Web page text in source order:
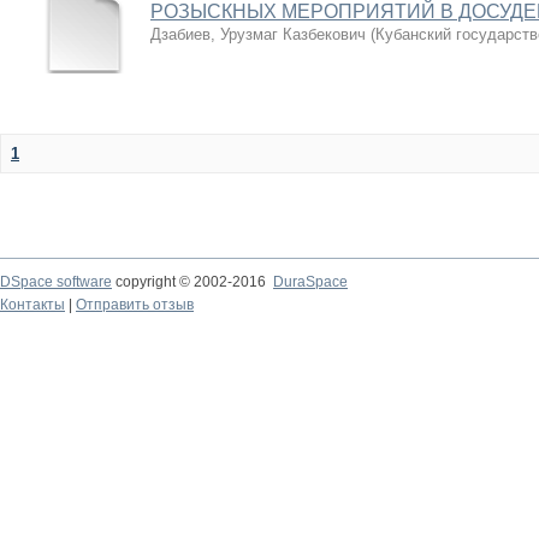
РОЗЫСКНЫХ МЕРОПРИЯТИЙ В
Дзабиев, Урузмаг Казбекович (Кубанский
1
DSpace software copyright © 2002-2016
DuraSpace
Контакты
Отправить отзыв